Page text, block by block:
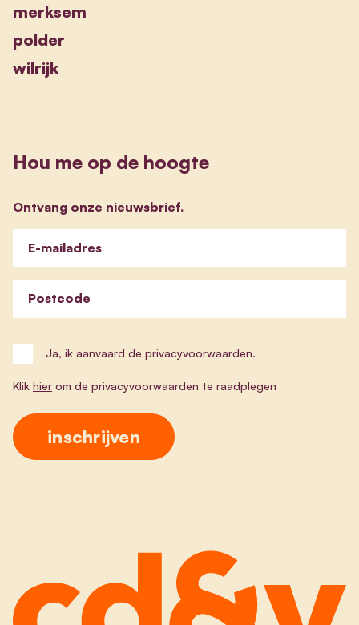
merksem
polder
wilrijk
Hou me op de hoogte
Ontvang onze nieuwsbrief.
E-mailadres
Postcode
Ja, ik aanvaard de privacyvoorwaarden.
Klik hier om de privacyvoorwaarden te raadplegen